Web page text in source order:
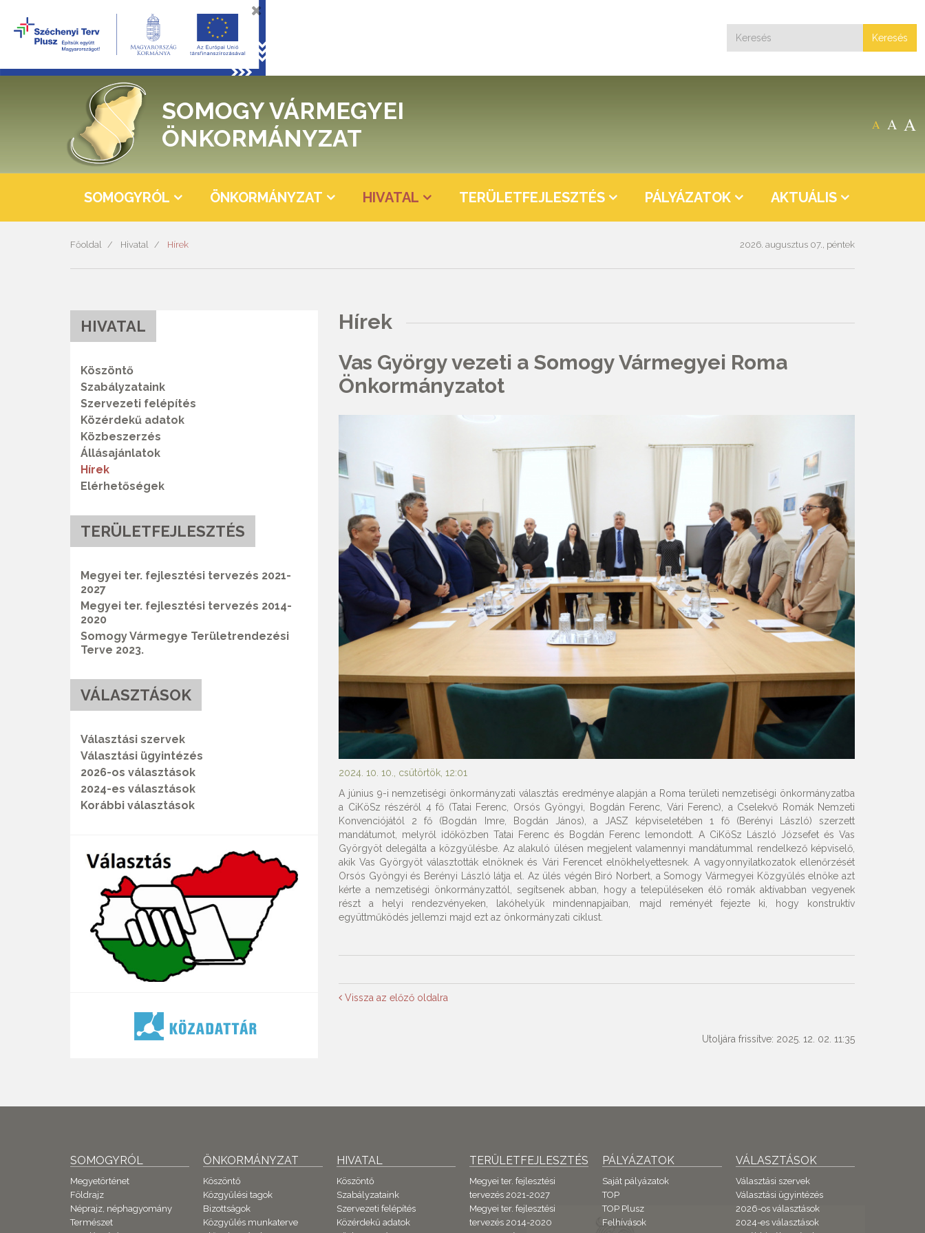
Keresés
A A A
SOMOGY VÁRMEGYEI
ÖNKORMÁNYZAT
SOMOGYRÓL ÖNKORMÁNYZAT HIVATAL TERÜLETFEJLESZTÉS PÁLYÁZATOK AKTUÁLIS
Főoldal Hivatal Hírek 2026. augusztus 07., péntek
HIVATAL
Köszöntő
Szabályzataink
Szervezeti felépítés
Közérdekű adatok
Közbeszerzés
Állásajánlatok
Hírek
Elérhetőségek
TERÜLETFEJLESZTÉS
Megyei ter. fejlesztési tervezés 2021-
2027
Megyei ter. fejlesztési tervezés 2014-
2020
Somogy Vármegye Területrendezési
Terve 2023.
VÁLASZTÁSOK
Választási szervek
Választási ügyintézés
2026-os választások
2024-es választások
Korábbi választások
Hírek
Vas György vezeti a Somogy Vármegyei Roma
Önkormányzatot
2024. 10. 10., csütörtök, 12:01
A június 9-i nemzetiségi önkormányzati választás eredménye alapján a Roma területi nemzetiségi önkormányzatba
a CiKöSz részéről 4 fő (Tatai Ferenc, Orsós Gyöngyi, Bogdán Ferenc, Vári Ferenc), a Cselekvő Romák Nemzeti
Konvenciójától 2 fő (Bogdán Imre, Bogdán János), a JASZ képviseletében 1 fő (Berényi László) szerzett
mandátumot, melyről időközben Tatai Ferenc és Bogdán Ferenc lemondott. A CiKöSz László Józsefet és Vas
Györgyöt delegálta a közgyűlésbe. Az alakuló ülésen megjelent valamennyi mandátummal rendelkező képviselő,
akik Vas Györgyöt választották elnöknek és Vári Ferencet elnökhelyettesnek. A vagyonnyilatkozatok ellenőrzését
Orsós Gyöngyi és Berényi László látja el. Az ülés végén Biró Norbert, a Somogy Vármegyei Közgyűlés elnöke azt
kérte a nemzetiségi önkormányzattól, segítsenek abban, hogy a településeken élő romák aktívabban vegyenek
részt a helyi rendezvényeken, lakóhelyük mindennapjaiban, majd reményét fejezte ki, hogy konstruktív
együttműködés jellemzi majd ezt az önkormányzati ciklust.
Vissza az előző oldalra
Utoljára frissítve: 2025. 12. 02. 11:35
SOMOGYRÓL
Megyetörténet
Földrajz
Néprajz, néphagyomány
Természet
ÖNKORMÁNYZAT
Köszöntő
Közgyűlési tagok
Bizottságok
Közgyűlés munkaterve
HIVATAL
Köszöntő
Szabályzataink
Szervezeti felépítés
Közérdekű adatok
TERÜLETFEJLESZTÉS
Megyei ter. fejlesztési
tervezés 2021-2027
Megyei ter. fejlesztési
tervezés 2014-2020
PÁLYÁZATOK
Saját pályázatok
TOP
TOP Plusz
Felhívások
VÁLASZTÁSOK
Választási szervek
Választási ügyintézés
2026-os választások
2024-es választások